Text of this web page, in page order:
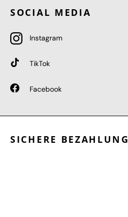
SOCIAL MEDIA
Instagram
TikTok
Facebook
SICHERE BEZAHLUNG